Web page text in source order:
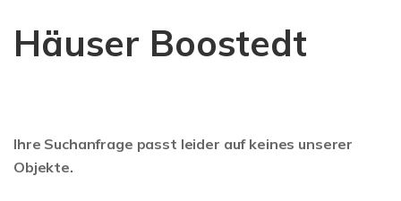
Häuser Boostedt
Ihre Suchanfrage passt leider auf keines unserer
Objekte.